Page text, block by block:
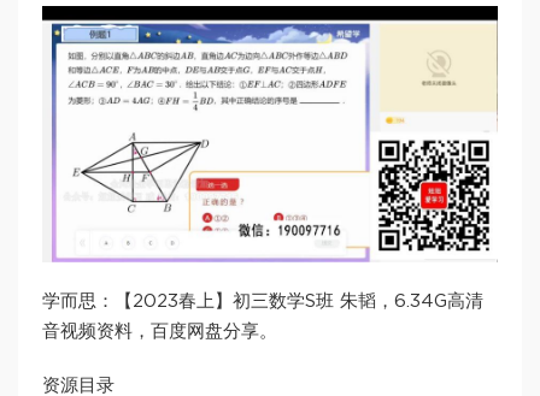
学而思：【2023春上】初三数学S班 朱韬，6.34G高清
音视频资料，百度网盘分享。
资源目录